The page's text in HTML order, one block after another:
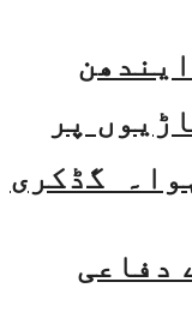
پر
گڈکری
دفاعی